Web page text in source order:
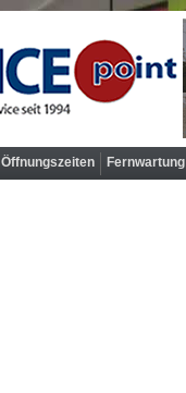
Öffnungszeiten Fernwartung